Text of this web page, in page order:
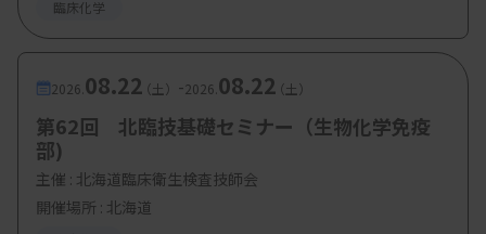
・定 員：60名
・対 象：愛知県臨床検査技師会 会員
臨床化学
2026. 08.22（土） -2026. 08.22（土）
第62回 北臨技基礎セミナー（生物化学免疫
部)
主催 : 北海道臨床衛生検査技師会
開催場所 : 北海道